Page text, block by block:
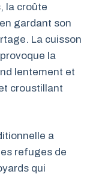
la croûte
gardant son
La cuisson
la
lentement et
croustillant
a
refuges de
qui